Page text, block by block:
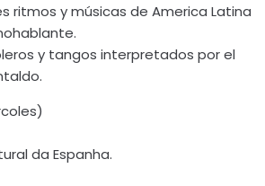
ritmos y músicas de America Latina
y tangos interpretados por el
da Espanha.